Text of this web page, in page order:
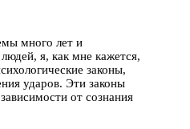
много лет и
я, как мне кажется,
законы,
ударов. Эти законы
от сознания